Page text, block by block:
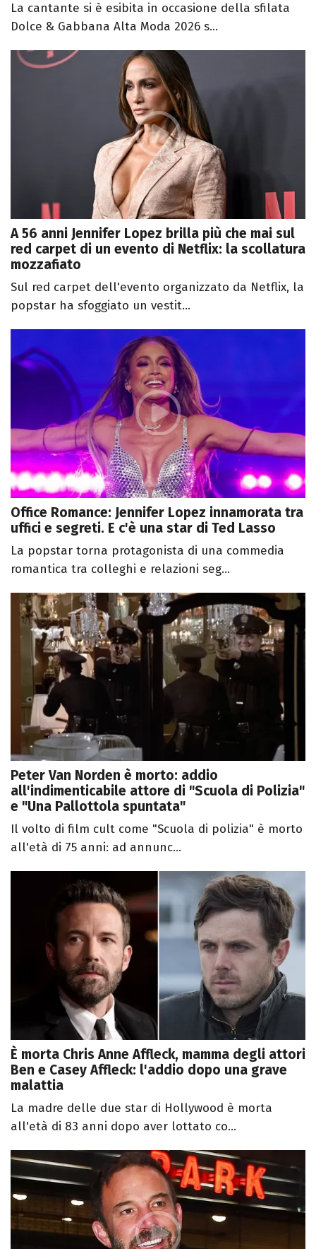
La cantante si è esibita in occasione della sfilata
Dolce & Gabbana Alta Moda 2026 s...
A 56 anni Jennifer Lopez brilla più che mai sul
red carpet di un evento di Netflix: la scollatura
mozzafiato
Sul red carpet dell'evento organizzato da Netflix, la
popstar ha sfoggiato un vestit...
Office Romance: Jennifer Lopez innamorata tra
uffici e segreti. E c'è una star di Ted Lasso
La popstar torna protagonista di una commedia
romantica tra colleghi e relazioni seg...
Peter Van Norden è morto: addio
all'indimenticabile attore di "Scuola di Polizia"
e "Una Pallottola spuntata"
Il volto di film cult come "Scuola di polizia" è morto
all'età di 75 anni: ad annunc...
È morta Chris Anne Affleck, mamma degli attori
Ben e Casey Affleck: l'addio dopo una grave
malattia
La madre delle due star di Hollywood è morta
all'età di 83 anni dopo aver lottato co...